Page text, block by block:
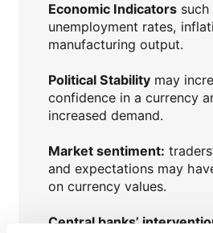
Economic Indicatorssuch
unemployment rates,
manufacturing output.
Political Stabilitymay
confidence in a currency
increased demand.
Market sentiment:
and expectations may
on currency values.
Central banks’